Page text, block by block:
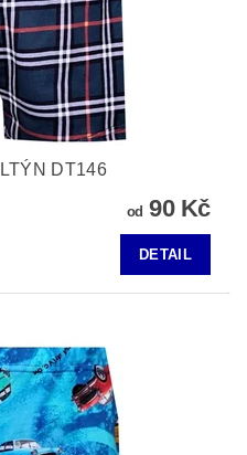
DT146
od 90 Kč
DETAIL